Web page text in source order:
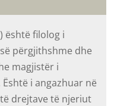
është filolog i
përgjithshme dhe
magjistër i
i angazhuar në
drejtave të njeriut